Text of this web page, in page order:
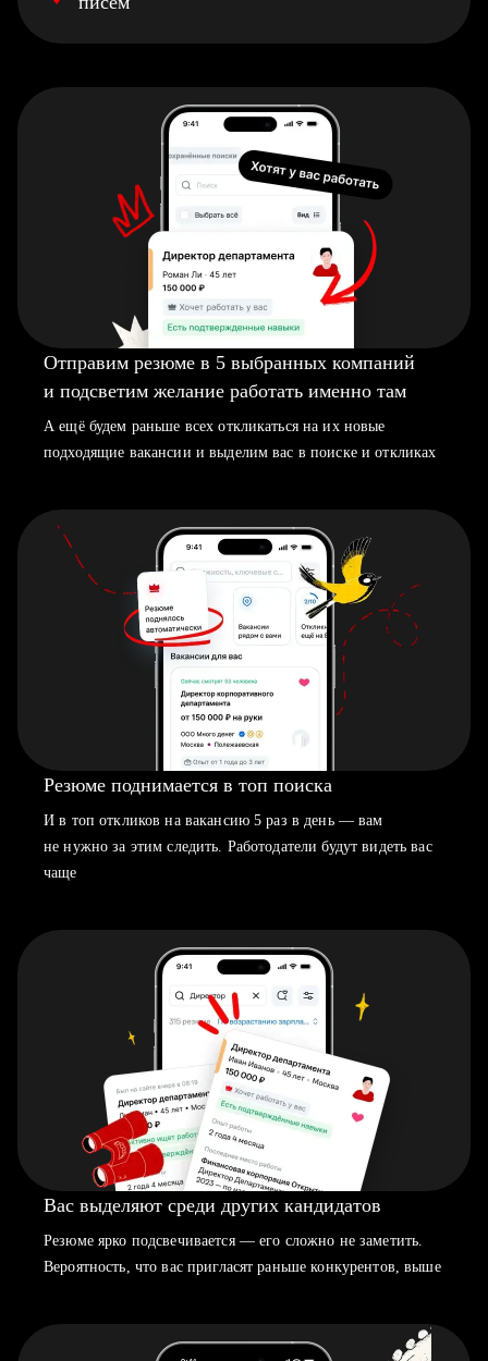
Отправим резюме в 5 выбранных компаний
и подсветим желание работать именно там
А ещё будем раньше всех откликаться на их новые
подходящие вакансии и выделим вас в поиске и откликах
Резюме поднимается в топ поиска
И в топ откликов на вакансию 5 раз в день — вам
не нужно за этим следить. Работодатели будут видеть вас
чаще
Вас выделяют среди других кандидатов
Резюме ярко подсвечивается — его сложно не заметить.
Вероятность, что вас пригласят раньше конкурентов, выше